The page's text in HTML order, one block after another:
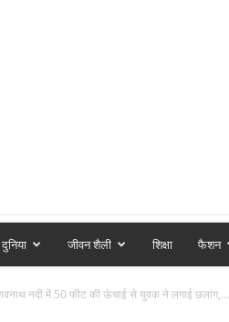
दुनिया जीवन शैली शिक्षा फैशन
नदी में 50 फीट की ऊंचाई से युवक ने लगाई छलांग,...